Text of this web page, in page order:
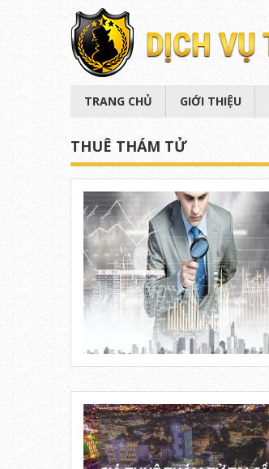
TRANG CHỦ GIỚI THIỆU
THUÊ THÁM TỬ